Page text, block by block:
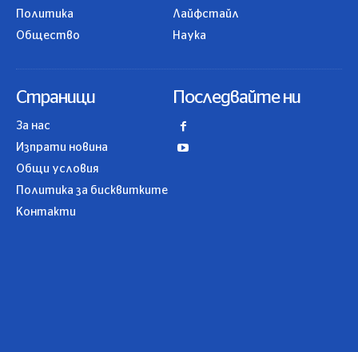
Политика
Общество
Лайфстайл
Наука
Страници
За нас
Изпрати новина
Общи условия
Политика за бисквитките
Контакти
Последвайте ни